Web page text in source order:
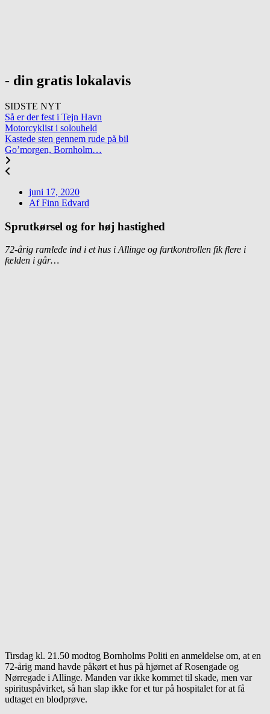
- din gratis lokalavis
SIDSTE NYT
Så er der fest i Tejn Havn
Motorcyklist i solouheld
Kastede sten gennem rude på bil
Go’morgen, Bornholm…
juni 17, 2020
AfFinn Edvard
Sprutkørsel og for høj hastighed
72-årig ramlede ind i et hus i Allinge og fartkontrollen fik flere i
fælden i går…
Tirsdag kl. 21.50 modtog Bornholms Politi en anmeldelse om, at en
72-årig mand havde påkørt et hus på hjørnet af Rosengade og
Nørregade i Allinge. Manden var ikke kommet til skade, men var
spirituspåvirket, så han slap ikke for et tur på hospitalet for at få
udtaget en blodprøve.